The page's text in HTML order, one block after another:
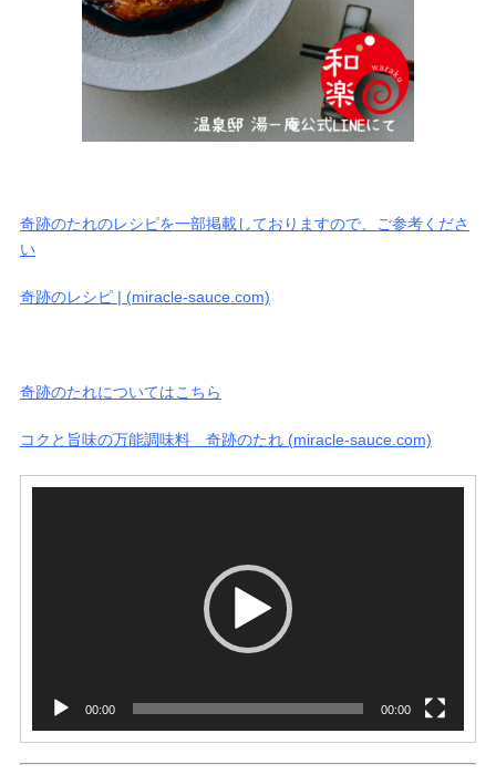
奇跡のたれのレシピを一部掲載しておりますので、ご参考くださ
い
奇跡のレシピ | (miracle-sauce.com)
奇跡のたれについてはこちら
コクと旨味の万能調味料 奇跡のたれ (miracle-sauce.com)
00:00 00:00